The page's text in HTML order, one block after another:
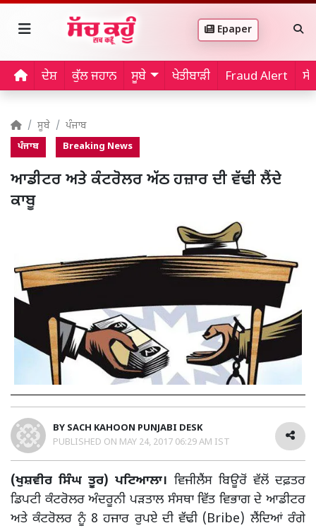
Epaper
ਦੇਸ਼ ਕੁੱਲ ਜਹਾਨ ਸੂਬੇ ਖੇਤੀਬਾੜੀ Fraud Alert
ਸੂਬੇ ਪੰਜਾਬ
ਪੰਜਾਬ Breaking News
ਆਡੀਟਰ ਅਤੇ ਕੰਟਰੋਲਰ ਅੱਠ ਹਜ਼ਾਰ ਦੀ ਵੱਢੀ ਲੈਂਦੇ
ਕਾਬੂ
BY SACH KAHOON PUNJABI DESK
PUBLISHED ON MAY 24, 2017 06:29 AM IST
(ਖੁਸ਼ਵੀਰ ਸਿੰਘ ਤੂਰ) ਪਟਿਆਲਾ। ਵਿਜੀਲੈਂਸ ਬਿਊਰੋਂ ਵੱਲੋਂ ਦਫ਼ਤਰ
ਡਿਪਟੀ ਕੰਟਰੋਲਰ ਅੰਦਰੂਨੀ ਪੜਤਾਲ ਸੰਸਥਾ ਵਿੱਤ ਵਿਭਾਗ ਦੇ ਆਡੀਟਰ
ਅਤੇ ਕੰਟਰੋਲਰ ਨੂੰ 8 ਹਜਾਰ ਰੁਪਏ ਦੀ ਵੱਢੀ (Bribe) ਲੈਂਦਿਆਂ ਰੰਗੇ